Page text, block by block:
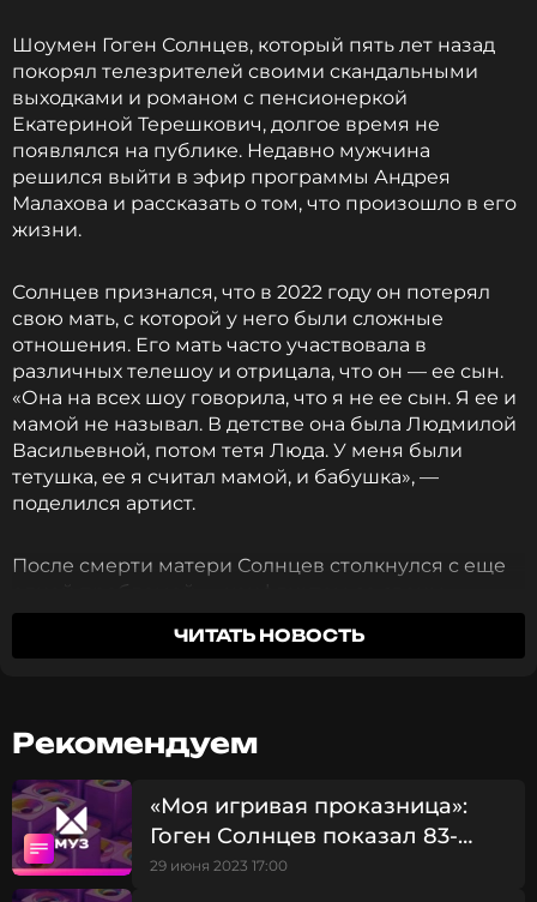
Шоумен Гоген Солнцев, который пять лет назад
покорял телезрителей своими скандальными
выходками и романом с пенсионеркой
Екатериной Терешкович, долгое время не
появлялся на публике. Недавно мужчина
решился выйти в эфир программы Андрея
Малахова и рассказать о том, что произошло в его
жизни.
Солнцев признался, что в 2022 году он потерял
свою мать, с которой у него были сложные
отношения. Его мать часто участвовала в
различных телешоу и отрицала, что он — ее сын.
«Она на всех шоу говорила, что я не ее сын. Я ее и
мамой не называл. В детстве она была Людмилой
Васильевной, потом тетя Люда. У меня были
тетушка, ее я считал мамой, и бабушка», —
поделился артист.
После смерти матери Солнцев столкнулся с еще
одной проблемой — конфликтом со своим
сводным братом, который забрал урну с прахом
матери и не дал ему возможности почтить ее
прахом увез старший брат, а с ним у меня
конфликт многолетний — он боролся за
завещание, мне ничего не осталось. Да под конец
жизни у нее и так ничего не осталось: несчастная
комнатенка, разрушенный домик», — рассказал
Солнцев.
ЧИТАТЬ НОВОСТЬ
Рекомендуем
«Моя игривая проказница»:
Гоген Солнцев показал 83-
летнюю невесту
29 июня 2023 17:00